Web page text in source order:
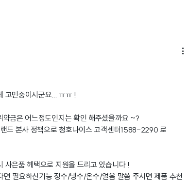

고민중이시군요... ㅠㅠ !
금은 어느정도인지는 확인 해주셨을까요 ~?
드 본사 정책으로 청호나이스 고객센터1588-2290 로
사은품 헤택으로 지원을 드리고 있습니다 !
필요하신기능 정수/냉수/온수/얼음 말씀 주시면 제품 추천